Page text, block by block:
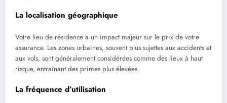
La localisation géographique
Votre lieu de résidence a un impact majeur sur le prix de votre
assurance. Les zones urbaines, souvent plus sujettes aux accidents et
aux vols, sont généralement considérées comme des lieux à haut
risque, entraînant des primes plus élevées.
La fréquence d’utilisation